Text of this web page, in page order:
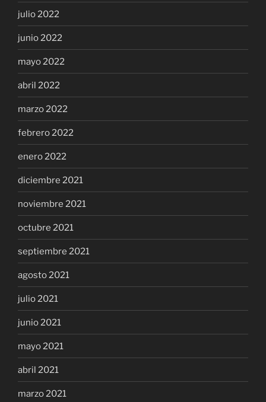
julio 2022
junio 2022
mayo 2022
abril 2022
marzo 2022
febrero 2022
enero 2022
diciembre 2021
noviembre 2021
octubre 2021
septiembre 2021
agosto 2021
julio 2021
junio 2021
mayo 2021
abril 2021
marzo 2021